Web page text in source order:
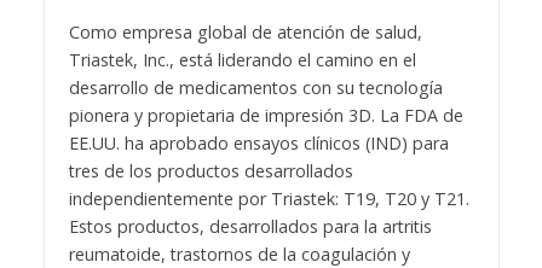
Como empresa global de atención de salud,
Triastek, Inc., está liderando el camino en el
desarrollo de medicamentos con su tecnología
pionera y propietaria de impresión 3D. La FDA de
EE.UU. ha aprobado ensayos clínicos (IND) para
tres de los productos desarrollados
independientemente por Triastek: T19, T20 y T21.
Estos productos, desarrollados para la artritis
reumatoide, trastornos de la coagulación y